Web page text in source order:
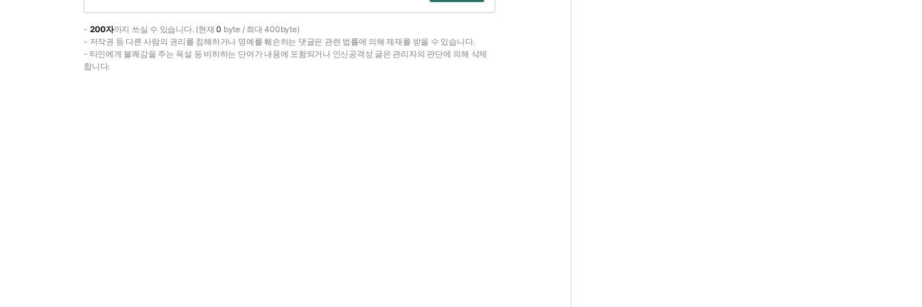
- 200자까지 쓰실 수 있습니다. (현재0 byte / 최대 400byte)
- 저작권 등 다른 사람의 권리를 침해하거나 명예를 훼손하는 댓글은 관련 법률에 의해 제재를 받을 수 있습니다.
- 타인에게 불쾌감을 주는 욕설 등 비하하는 단어가 내용에 포함되거나 인신공격성 글은 관리자의 판단에 의해 삭제
합니다.